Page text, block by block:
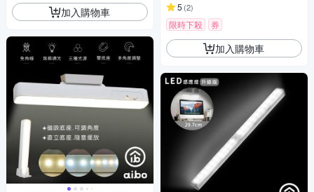
加入購物車 5 (2)
限時下殺 券
加入購物車